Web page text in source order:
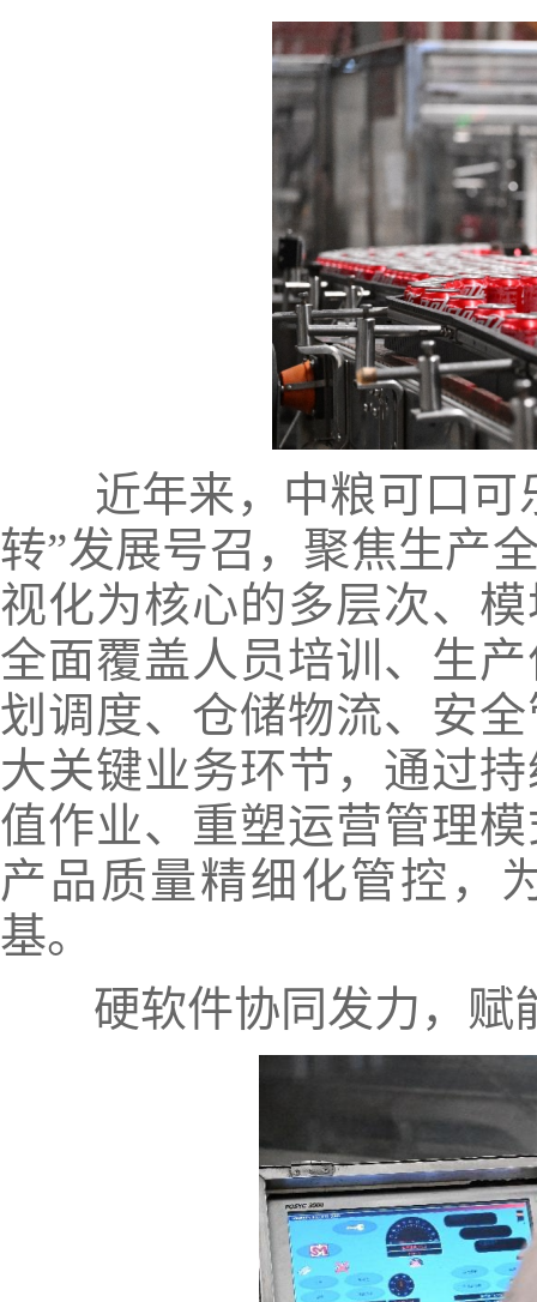
近年来，中粮可口可
转”发展号召，聚焦生产
视化为核心的多层次、
全面覆盖人员培训、生
划调度、仓储物流、安
大关键业务环节，通过
值作业、重塑运营管理
产品质量精细化管控，
基。
硬软件协同发力，赋